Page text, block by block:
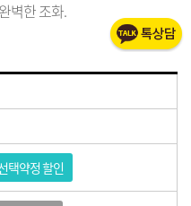
벽한 조화.
택약정 할인